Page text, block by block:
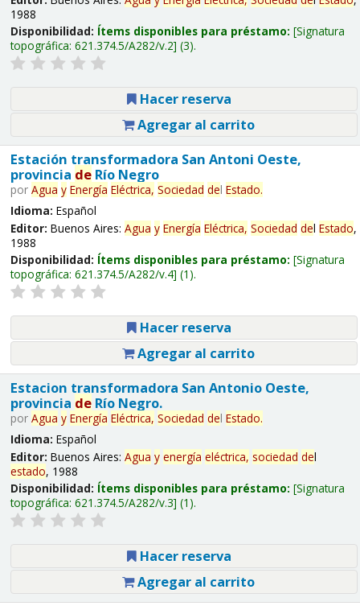
1988
Disponibilidad: Ítems disponibles para préstamo: Signatura
topográfica: 621.374.5/A282/v.2 (3).
Hacer reserva
Agregar al carrito
Estación transformadora San Antoni Oeste,
provincia deRío Negro
por Agua y Energía Eléctrica, Sociedad del Estado.
Idioma: Español
Editor: Buenos Aires: Agua y Energía Eléctrica, Sociedad del Estado,
1988
Disponibilidad: Ítems disponibles para préstamo: Signatura
topográfica: 621.374.5/A282/v.4 (1).
Hacer reserva
Agregar al carrito
Estacion transformadora San Antonio Oeste,
provincia deRío Negro.
por Agua y Energía Eléctrica, Sociedad del Estado.
Idioma: Español
Editor: Buenos Aires: Agua y energía eléctrica, sociedad del
estado, 1988
Disponibilidad: Ítems disponibles para préstamo: Signatura
topográfica: 621.374.5/A282/v.3 (1).
Hacer reserva
Agregar al carrito